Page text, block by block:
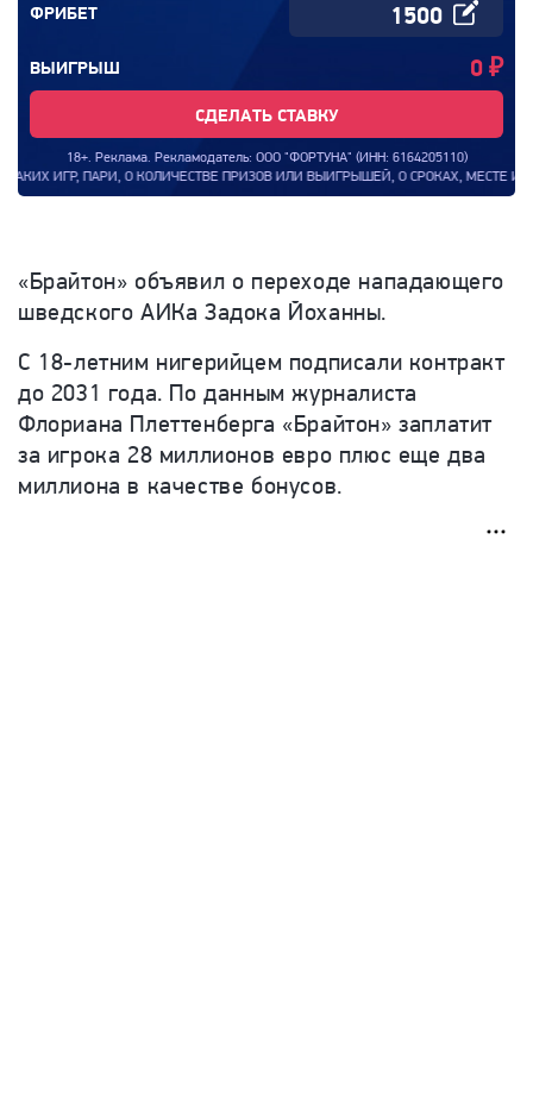
ФРИБЕТ
ВЫИГРЫШ 0 ₽
СДЕЛАТЬ СТАВКУ
18+. Реклама. Рекламодатель: ООО "ФОРТУНА" (ИНН: 6164205110)
О КОЛИЧЕСТВЕ ПРИЗОВ ИЛИ ВЫИГРЫШЕЙ, О СРОКАХ, МЕСТЕ И
«Брайтон» объявил о переходе нападающего
шведского АИКа Задока Йоханны.
С 18-летним нигерийцем подписали контракт
до 2031 года. По данным журналиста
Флориана Плеттенберга «Брайтон» заплатит
за игрока 28 миллионов евро плюс еще два
миллиона в качестве бонусов.